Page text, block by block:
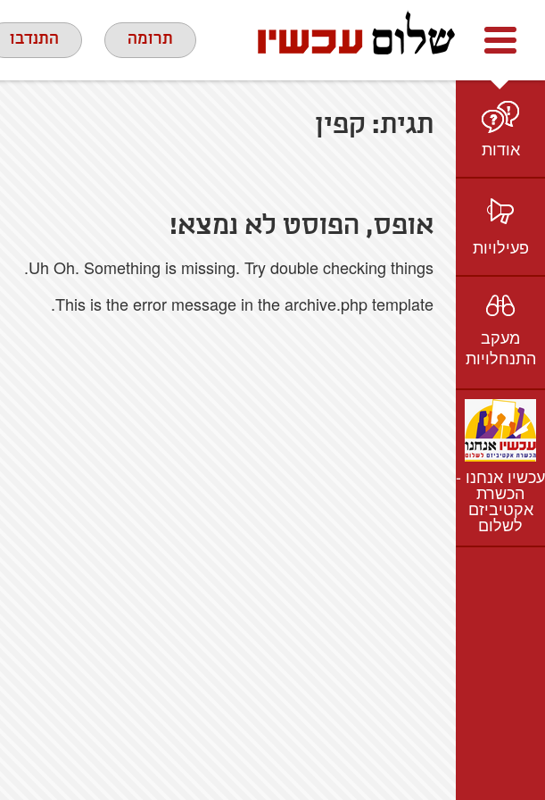
תרומה התנדבו Facebookyoutube twitter
אודות
הצוות
חזון ועמדות
אמיל גרינצווייג
שקיפות
פעילויות
ברשת
בתקשורת
וידאו
מעקב
התנחלויות
נתונים
חדשות
נושאים
רשימת התנחלויות
מפת התנחלויות
עכשיו אנחנו -
הכשרת
אקטיביזם
לשלום
תגית: קפין
אופס, הפוסט לא נמצא!
Uh Oh. Something is missing. Try double checking things.
This is the error message in the archive.php template.